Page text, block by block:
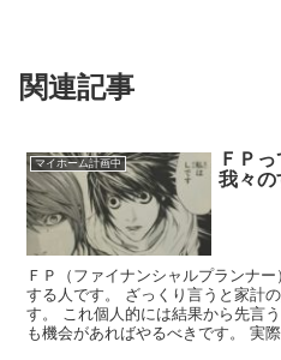
関連記事
マイホーム計画中
ＦＰ
我々の
ＦＰ（ファイナンシャルプランナ
する人です。 ざっくり言うと家計
す。 これ個人的には結果から先言
も機会があればやるべきです。 実